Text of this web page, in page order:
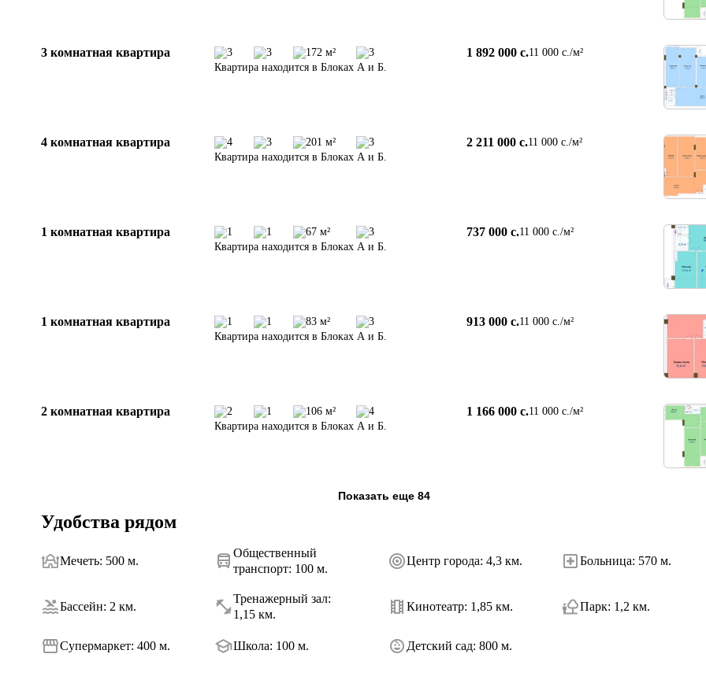
3 комнатная квартира 3 3 172 м² 3 1 892 000 c.11 000 c./м²
Квартира находится в Блоках А и Б.
4 комнатная квартира 4 3 201 м² 3 2 211 000 c.11 000 c./м²
Квартира находится в Блоках А и Б.
1 комнатная квартира 1 1 67 м² 3 737 000 c.11 000 c./м²
Квартира находится в Блоках А и Б.
1 комнатная квартира 1 1 83 м² 3 913 000 c.11 000 c./м²
Квартира находится в Блоках А и Б.
2 комнатная квартира 2 1 106 м² 4 1 166 000 c.11 000 c./м²
Квартира находится в Блоках А и Б.
Показать еще 84
Удобства рядом
Мечеть: 500 м.
Общественный
транспорт: 100 м.
Центр города: 4,3 км. Больница: 570 м.
Бассейн: 2 км.
Тренажерный зал:
1,15 км.
Кинотеатр: 1,85 км. Парк: 1,2 км.
Супермаркет: 400 м. Школа: 100 м. Детский сад: 800 м.